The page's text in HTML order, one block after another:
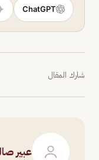
ChatGPT
شارك المقال
عبير